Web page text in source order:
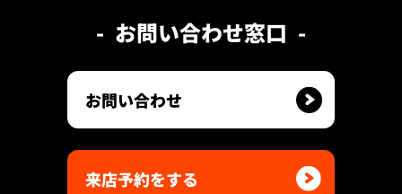
お問い合わせ窓口
お問い合わせ
来店予約をする